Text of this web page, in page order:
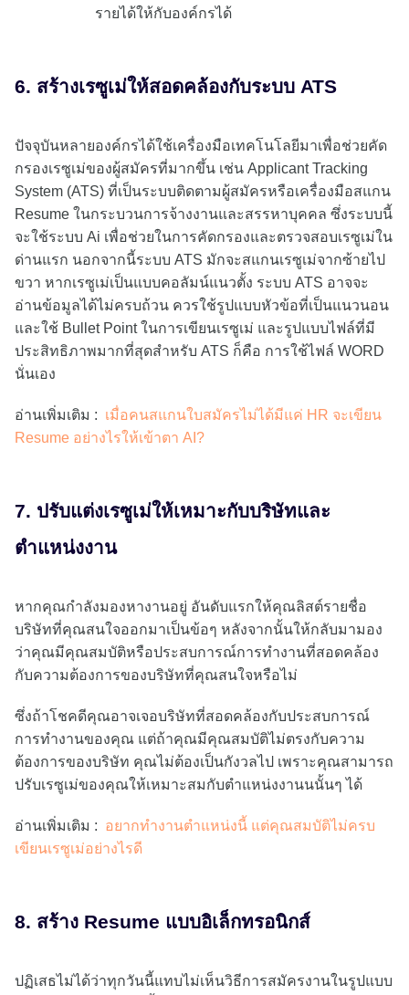
รายได้ให้กับองค์กรได้
6. สร้างเรซูเม่ให้สอดคล้องกับระบบ ATS
ปัจจุบันหลายองค์กรได้ใช้เครื่องมือเทคโนโลยีมาเพื่อช่วยคัด
กรองเรซูเม่ของผู้สมัครที่มากขึ้น เช่น Applicant Tracking
System (ATS) ที่เป็นระบบติดตามผู้สมัครหรือเครื่องมือสแกน
Resume ในกระบวนการจ้างงานและสรรหาบุคคล ซึ่งระบบนี้
จะใช้ระบบ Ai เพื่อช่วยในการคัดกรองและตรวจสอบเรซูเม่ใน
ด่านแรก นอกจากนี้ระบบ ATS มักจะสแกนเรซูเม่จากซ้ายไป
ขวา หากเรซูเม่เป็นแบบคอลัมน์แนวตั้ง ระบบ ATS อาจจะ
อ่านข้อมูลได้ไม่ครบถ้วน ควรใช้รูปแบบหัวข้อที่เป็นแนวนอน
และใช้ Bullet Point ในการเขียนเรซูเม่ และรูปแบบไฟล์ที่มี
ประสิทธิภาพมากที่สุดสำหรับ ATS ก็คือ การใช้ไฟล์ WORD
นั่นเอง
อ่านเพิ่มเติม : เมื่อคนสแกนใบสมัครไม่ได้มีแค่ HR จะเขียน
Resume อย่างไรให้เข้าตา AI?
7. ปรับแต่งเรซูเม่ให้เหมาะกับบริษัทและ
ตำแหน่งงาน
หากคุณกำลังมองหางานอยู่ อันดับแรกให้คุณลิสต์รายชื่อ
บริษัทที่คุณสนใจออกมาเป็นข้อๆ หลังจากนั้นให้กลับมามอง
ว่าคุณมีคุณสมบัติหรือประสบการณ์การทำงานที่สอดคล้อง
กับความต้องการของบริษัทที่คุณสนใจหรือไม่
ซึ่งถ้าโชคดีคุณอาจเจอบริษัทที่สอดคล้องกับประสบการณ์
การทำงานของคุณ แต่ถ้าคุณมีคุณสมบัติไม่ตรงกับความ
ต้องการของบริษัท คุณไม่ต้องเป็นกังวลไป เพราะคุณสามารถ
ปรับเรซูเม่ของคุณให้เหมาะสมกับตำแหน่งงานนนั้นๆ ได้
อ่านเพิ่มเติม : อยากทำงานตำแหน่งนี้ แต่คุณสมบัติไม่ครบ
เขียนเรซูเม่อย่างไรดี
8. สร้าง Resume แบบอิเล็กทรอนิกส์
ปฏิเสธไม่ได้ว่าทุกวันนี้แทบไม่เห็นวิธีการสมัครงานในรูปแบบ